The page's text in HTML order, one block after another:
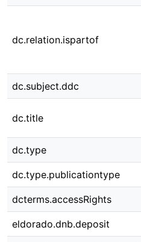
dc.relation.ispartof
dc.subject.ddc
dc.title
dc.type
dc.type.publicationtype
dcterms.accessRights
eldorado.dnb.deposit